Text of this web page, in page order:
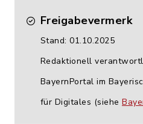
Freigabevermerk
Stand: 01.10.2025
Redaktionell
BayernPortal im
für Digitales (siehe